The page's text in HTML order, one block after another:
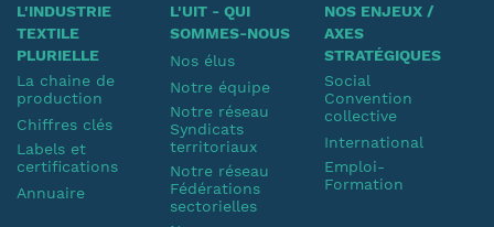
L'INDUSTRIE
TEXTILE
PLURIELLE
La chaine de
production
Chiffres clés
Labels et
certifications
Annuaire
L'UIT - QUI
SOMMES-NOUS
Nos élus
Notre équipe
Notre réseau
Syndicats
territoriaux
Notre réseau
Fédérations
sectorielles
NOS ENJEUX /
AXES
STRATÉGIQUES
Social
Convention
collective
International
Emploi-
Formation